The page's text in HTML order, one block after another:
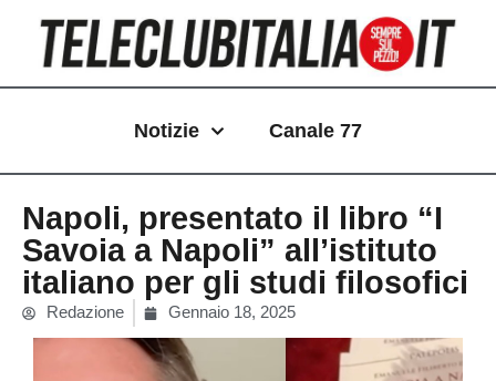
contenuto
Notizie Canale 77
Napoli, presentato il libro “I
Savoia a Napoli” all’istituto
italiano per gli studi filosofici
Redazione Gennaio 18, 2025